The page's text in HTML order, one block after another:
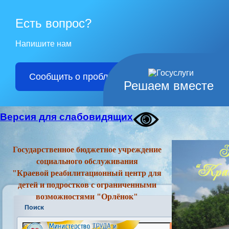
Решаем вместе
Есть вопрос?
Напишите нам
Сообщить о проблеме
Версия для слабовидящих
Государственное бюджетное учреждение
социального обслуживания
"Краевой реабилитационный центр для
детей и подростков с ограниченными
возможностями "Орлёнок"
Поиск